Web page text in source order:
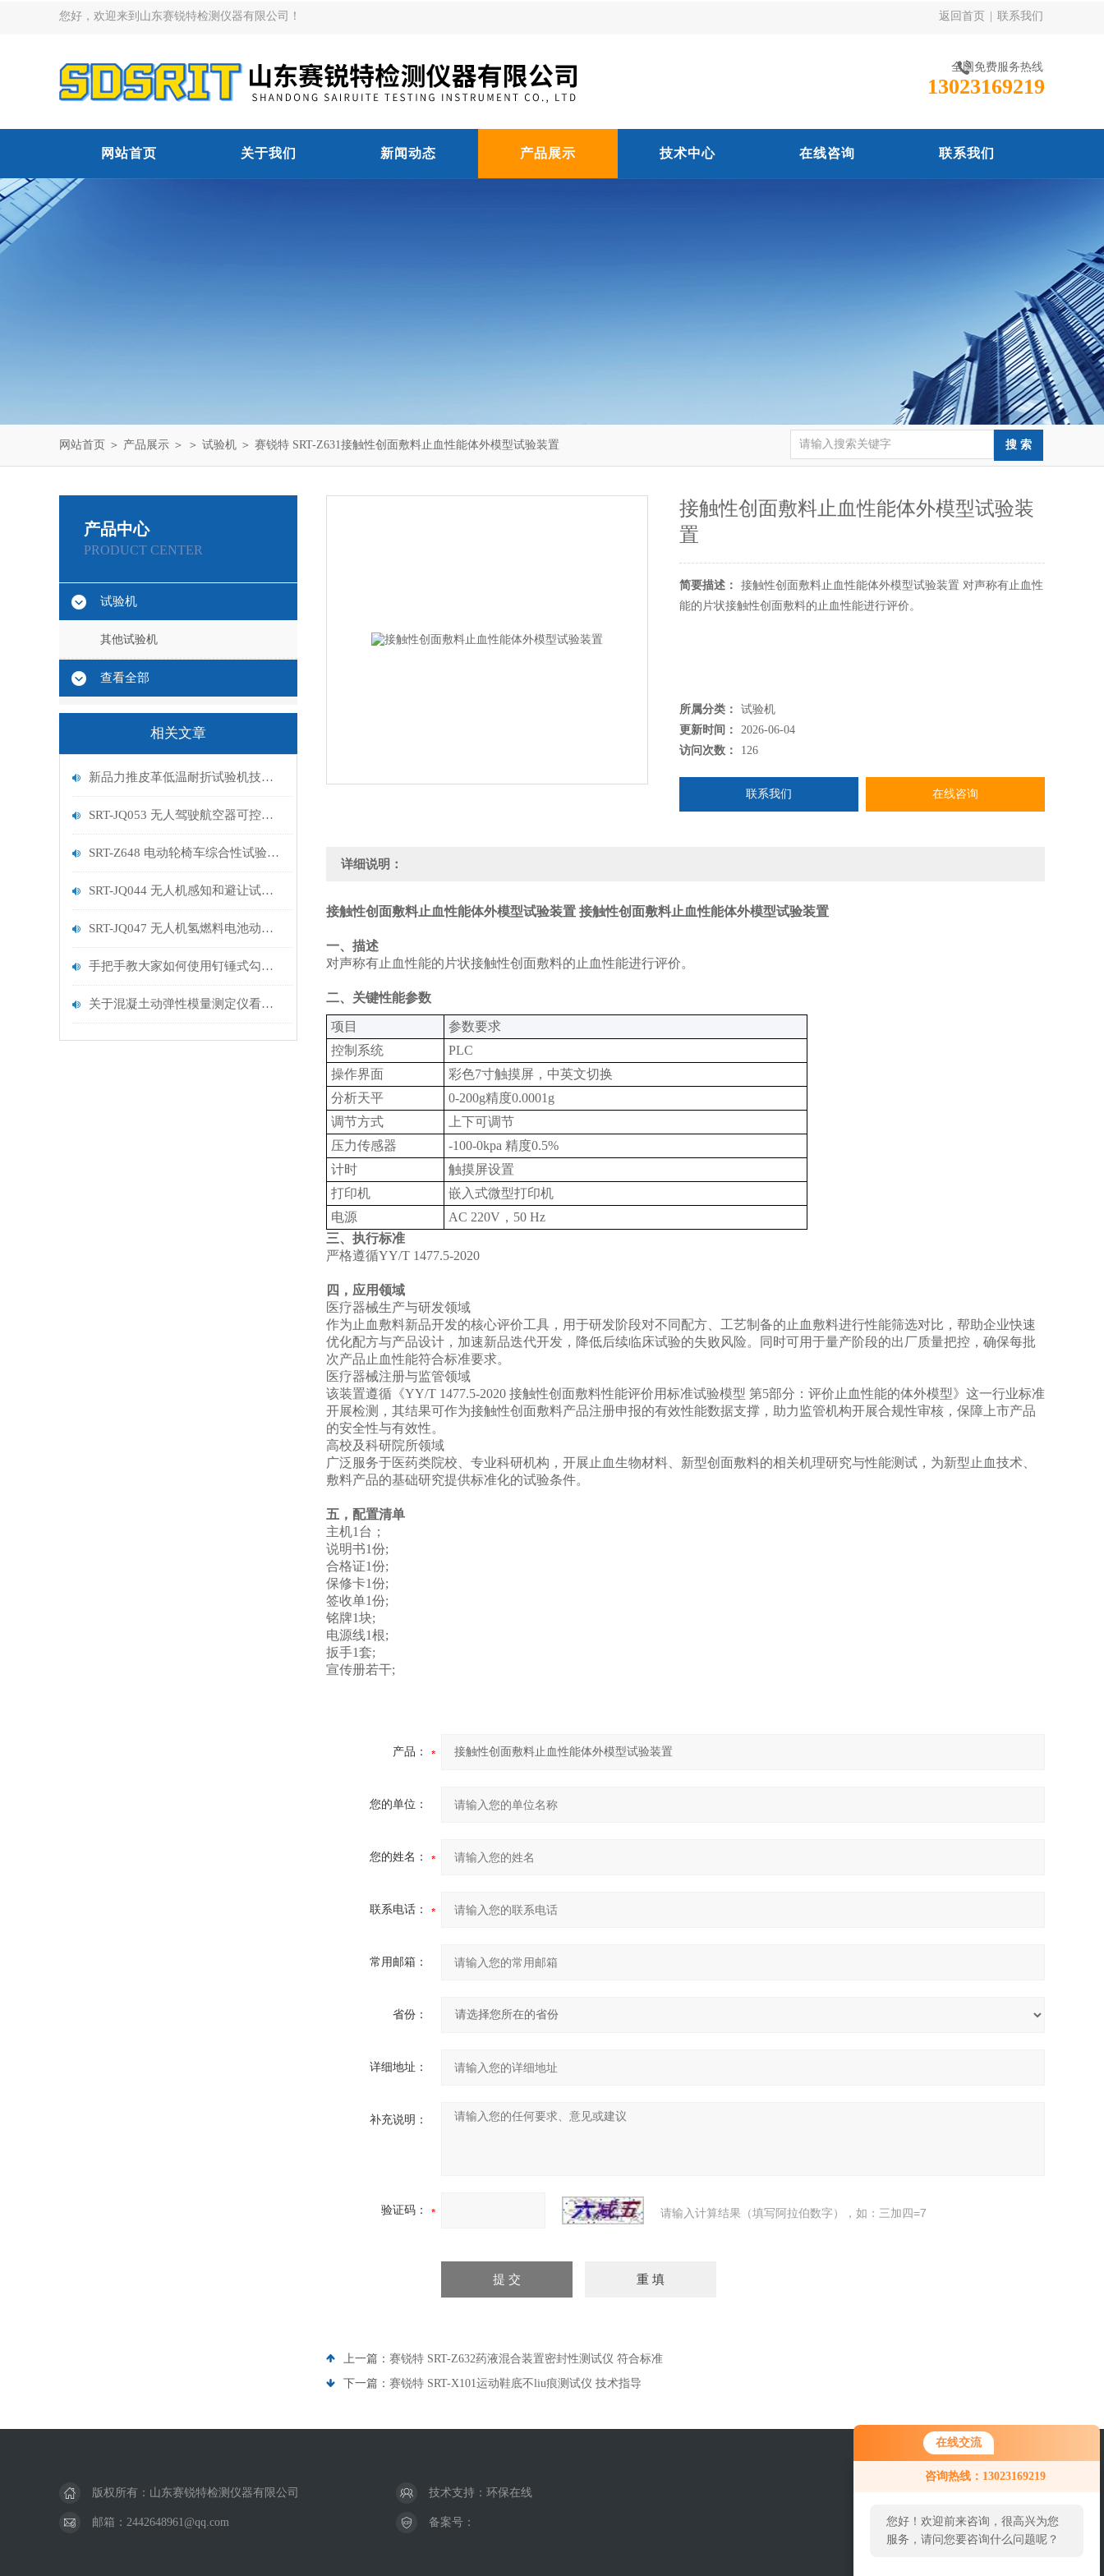
在线交流
咨询热线：13023169219
您好！欢迎前来咨询，很高兴为您
服务，请问您要咨询什么问题呢？
您好，欢迎来到山东赛锐特检测仪器有限公司！ 返回首页 联系我们
全国免费服务热线
13023169219
网站首页 关于我们 新闻动态 产品展示 技术中心 在线咨询 联系我们
网站首页 ＞ 产品展示 ＞ ＞ 试验机 ＞ 赛锐特 SRT-Z631接触性创面敷料止血性能体外模型试验装置
产品中心
PRODUCT CENTER
试验机
其他试验机
查看全部
相关文章
新品力推皮革低温耐折试验机技术讲解
SRT-JQ053 无人驾驶航空器可控性试验机的特点有哪些
SRT-Z648 电动轮椅车综合性试验机的简单介绍
SRT-JQ044 无人机感知和避让试验机的简单介绍
SRT-JQ047 无人机氢燃料电池动力系统试验机用途有哪些 符合标准
手把手教大家如何使用钉锤式勾丝性测试机
关于混凝土动弹性模量测定仪看这一篇就够了
接触性创面敷料止血性能体外模型试验装
置
简要描述：
接触性创面敷料止血性能体外模型试验装置 对声称有止血性
能的片状接触性创面敷料的止血性能进行评价。
所属分类：
试验机
更新时间：
2026-06-04
访问次数：
126
联系我们 在线咨询
详细说明：
接触性创面敷料止血性能体外模型试验装置 接触性创面敷料止血性能体外模型试验装置
一、描述
对声称有止血性能的片状接触性创面敷料的止血性能进行评价。
二、关键性能参数
‌项目‌
‌参数要求‌
控制系统‌
PLC
操作界面‌
彩色7寸触摸屏，中英文切换‌
分析天平
0-200g精度0.0001g
调节方式
上下可调节
压力传感器
-100-0kpa 精度0.5%
计时
触摸屏设置
打印机
嵌入式微型打印机
电源
AC 220V，50 Hz
三、执行标准
严格遵循YY/T 1477.5-2020
四，应用领域
‌医疗器械生产与研发领域‌
作为止血敷料新品开发的核心评价工具，用于研发阶段对不同配方、工艺制备的止血敷料进行性能筛选对比，帮助企业快速
优化配方与产品设计，加速新品迭代开发，降低后续临床试验的失败风险。同时可用于量产阶段的出厂质量把控，确保每批
次产品止血性能符合标准要求。
‌医疗器械注册与监管领域‌
该装置遵循《YY/T 1477.5-2020 接触性创面敷料性能评价用标准试验模型 第5部分：评价止血性能的体外模型》这一行业标准
开展检测，其结果可作为接触性创面敷料产品注册申报的有效性能数据支撑，助力监管机构开展合规性审核，保障上市产品
的安全性与有效性。
‌高校及科研院所领域‌
广泛服务于医药类院校、专业科研机构，开展止血生物材料、新型创面敷料的相关机理研究与性能测试，为新型止血技术、
敷料产品的基础研究提供标准化的试验条件。
五，配置清单
主机1台；
说明书1份;
合格证1份;
保修卡1份;
签收单1份;
铭牌1块;
电源线1根;
扳手1套;
宣传册若干;
产品：
您的单位：
您的姓名：
联系电话：
常用邮箱：
省份：
详细地址：
补充说明：
验证码： 请输入计算结果（填写阿拉伯数字），如：三加四=7
上一篇： 赛锐特 SRT-Z632药液混合装置密封性测试仪 符合标准
下一篇： 赛锐特 SRT-X101运动鞋底不liu痕测试仪 技术指导
版权所有：山东赛锐特检测仪器有限公司 技术支持： 环保在线
邮箱：2442648961@qq.com 备案号：